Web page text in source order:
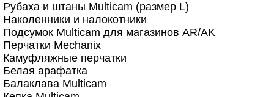
Рубаха и штаны Multicam (размер L)
Наколенники и налокотники
Подсумок Multicam для магазинов AR/AK
Перчатки Mechanix
Камуфляжные перчатки
Белая арафатка
Балаклава Multicam